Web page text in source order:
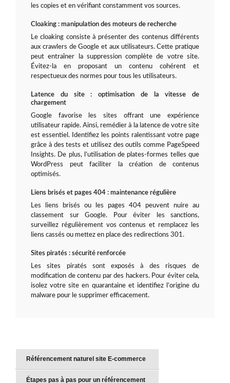
les copies et en vérifiant constamment vos sources.
Cloaking : manipulation des moteurs de recherche
Le cloaking consiste à présenter des contenus différents
aux crawlers de Google et aux utilisateurs. Cette pratique
peut entraîner la suppression complète de votre site.
Évitez-la en proposant un contenu cohérent et
respectueux des normes pour tous les utilisateurs.
Latence du site : optimisation de la vitesse de
chargement
Google favorise les sites offrant une expérience
utilisateur rapide. Ainsi, remédier à la latence de votre site
est essentiel. Identifiez les points ralentissant votre page
grâce à des tests et utilisez des outils comme PageSpeed
Insights. De plus, l’utilisation de plates-formes telles que
WordPress peut faciliter la création de contenus
optimisés.
Liens brisés et pages 404 : maintenance régulière
Les liens brisés ou les pages 404 peuvent nuire au
classement sur Google. Pour éviter les sanctions,
surveillez régulièrement vos contenus et remplacez les
liens cassés ou mettez en place des redirections 301.
Sites piratés : sécurité renforcée
Les sites piratés sont exposés à des risques de
modification de contenu par des hackers. Pour éviter cela,
isolez votre site en quarantaine et identifiez l’origine du
malware pour le supprimer efficacement.
Référencement naturel site E-commerce
Étapes pas à pas pour un référencement